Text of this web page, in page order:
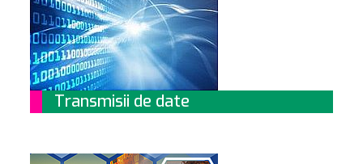
Transmisii de date